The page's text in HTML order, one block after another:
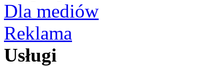
Dla mediów
Reklama
Usługi